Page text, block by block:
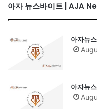
아자 뉴스바이트 | AJA
아자뉴
아자뉴